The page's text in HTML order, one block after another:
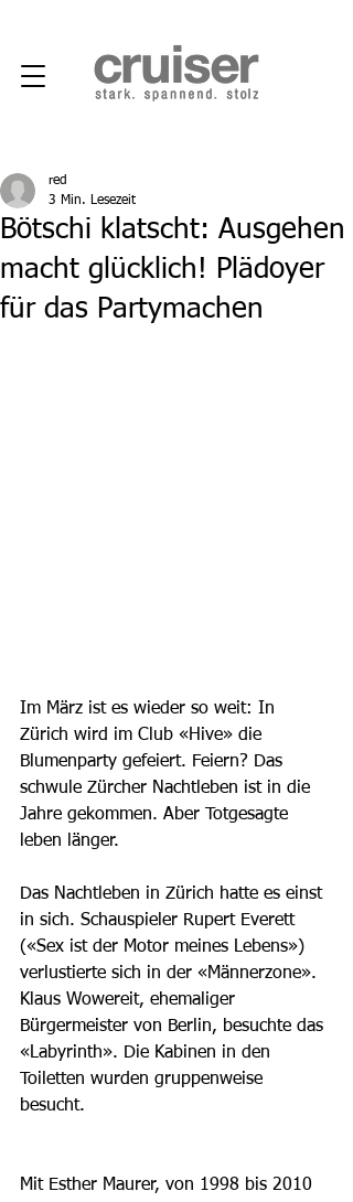
Bötschi klatscht: Ausgehen
macht glücklich! Plädoyer
für das Partymachen
red
3 Min. Lesezeit
Im März ist es wieder so weit: In
Zürich wird im Club «Hive» die
Blumenparty gefeiert. Feiern? Das
schwule Zürcher Nachtleben ist in die
Jahre gekommen. Aber Totgesagte
leben länger.
Das Nachtleben in Zürich hatte es einst
in sich. Schauspieler Rupert Everett
(«Sex ist der Motor meines Lebens»)
verlustierte sich in der «Männerzone».
Klaus Wowereit, ehemaliger
Bürgermeister von Berlin, besuchte das
«Labyrinth». Die Kabinen in den
Toiletten wurden gruppenweise
besucht.
Mit Esther Maurer, von 1998 bis 2010